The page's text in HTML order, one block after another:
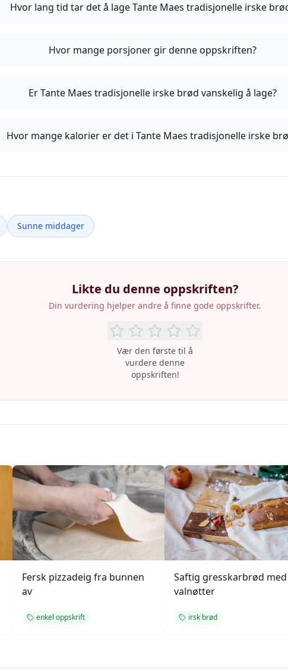
Hvor lang tid tar det å lage Tante Maes tradisjonelle irske
Hvor mange porsjoner gir denne oppskriften?
Er Tante Maes tradisjonelle irske brød vanskelig å lage?
Hvor mange kalorier er det i Tante Maes tradisjonelle irske
Sunne middager
Likte du denne oppskriften?
Din vurdering hjelper andre å finne gode oppskrifter.
Vær den første til å
vurdere denne
oppskriften!
Fersk pizzadeig fra bunnen
av
enkel oppskrift
Saftig gresskarbrød med
valnøtter
irsk brød